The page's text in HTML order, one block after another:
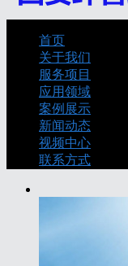
首页
首页
关于我们
服务项目
应用领域
案例展示
新闻动态
视频中心
联系方式